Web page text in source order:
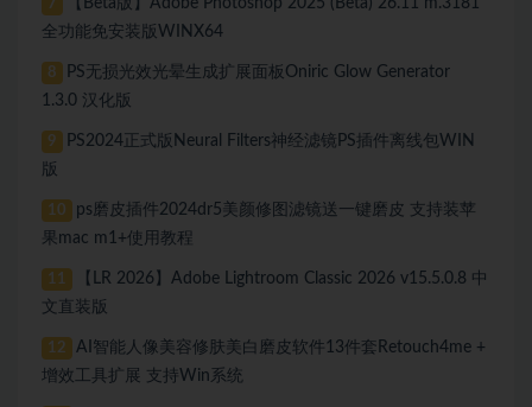
7
【Beta版】Adobe Photoshop 2025 (Beta) 26.11 m.3181
全功能免安装版WINX64
8
PS无损光效光晕生成扩展面板Oniric Glow Generator
1.3.0 汉化版
9
PS2024正式版Neural Filters神经滤镜PS插件离线包WIN
版
10
ps磨皮插件2024dr5美颜修图滤镜送一键磨皮 支持装苹
果mac m1+使用教程
11
【LR 2026】Adobe Lightroom Classic 2026 v15.5.0.8 中
文直装版
12
AI智能人像美容修肤美白磨皮软件13件套Retouch4me +
增效工具扩展 支持Win系统